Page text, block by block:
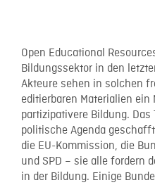
Open Educational
Bildungssektor in den
Akteure sehen in solchen
editierbaren Materialien
partizipativere Bildung.
politische Agenda
die EU-Kommission, die
und SPD – sie alle fordern
in der Bildung. Einige